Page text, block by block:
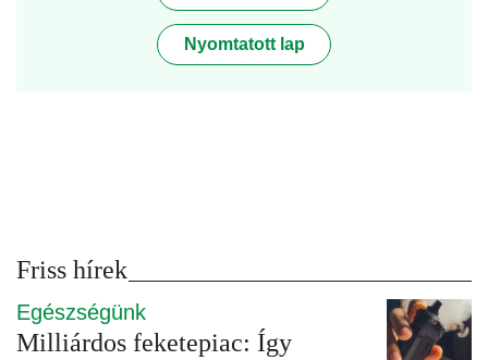
Nyomtatott lap
Friss hírek
Egészségünk
Milliárdos feketepiac: Így